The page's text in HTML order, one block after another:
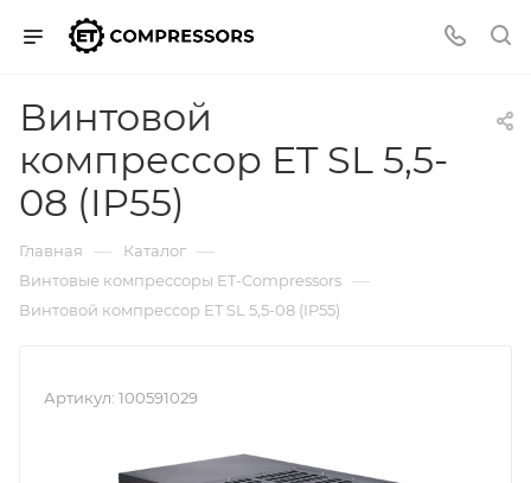
Винтовой
компрессор ET SL 5,5-
08 (IP55)
Главная — Каталог —
Винтовые компрессоры ET-Compressors —
Винтовой компрессор ET SL 5,5-08 (IP55)
Артикул: 100591029